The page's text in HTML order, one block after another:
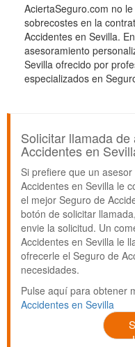
AciertaSeguro.com no
sobrecostes en la
Accidentes en Sevilla.
asesoramiento
Sevilla ofrecido por
especializados en
Solicitar llamada
Accidentes en
Si prefiere que un
Accidentes en Sevilla le
el mejor Seguro de
botón de solicitar
envie la solicitud. Un
Accidentes en Sevilla le
ofrecerle el Seguro de
necesidades.
Pulse aquí para obtener
Accidentes en Sevilla